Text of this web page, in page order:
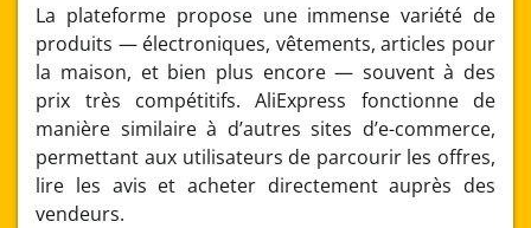
La plateforme propose une immense variété de
produits — électroniques, vêtements, articles pour
la maison, et bien plus encore — souvent à des
prix très compétitifs. AliExpress fonctionne de
manière similaire à d’autres sites d’e-commerce,
permettant aux utilisateurs de parcourir les offres,
lire les avis et acheter directement auprès des
vendeurs.